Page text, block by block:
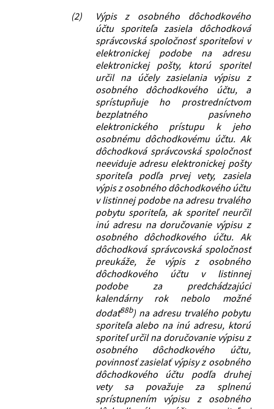
(2)
Výpis z osobného dôchodkového
účtu sporiteľa zasiela dôchodková
správcovská spoločnosť sporiteľovi v
elektronickej podobe na adresu
elektronickej pošty, ktorú sporiteľ
určil na účely zasielania výpisu z
osobného dôchodkového účtu, a
sprístupňuje ho prostredníctvom
bezplatného pasívneho
elektronického prístupu k jeho
osobnému dôchodkovému účtu. Ak
dôchodková správcovská spoločnosť
neeviduje adresu elektronickej pošty
sporiteľa podľa prvej vety, zasiela
výpis z osobného dôchodkového účtu
v listinnej podobe na adresu trvalého
pobytu sporiteľa, ak sporiteľ neurčil
inú adresu na doručovanie výpisu z
osobného dôchodkového účtu. Ak
dôchodková správcovská spoločnosť
preukáže, že výpis z osobného
dôchodkového účtu v listinnej
podobe za predchádzajúci
kalendárny rok nebolo možné
dodať88b) na adresu trvalého pobytu
sporiteľa alebo na inú adresu, ktorú
sporiteľ určil na doručovanie výpisu z
osobného dôchodkového účtu,
povinnosť zasielať výpisy z osobného
dôchodkového účtu podľa druhej
vety sa považuje za splnenú
sprístupnením výpisu z osobného